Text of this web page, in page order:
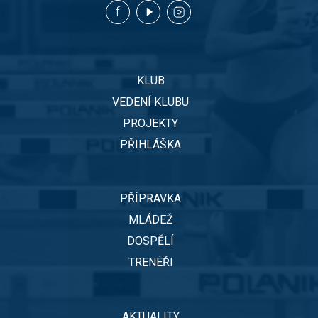
KLUB
VEDENÍ KLUBU
PROJEKTY
PŘIHLÁŠKA
PŘÍPRAVKA
MLÁDEŽ
DOSPĚLÍ
TRENÉŘI